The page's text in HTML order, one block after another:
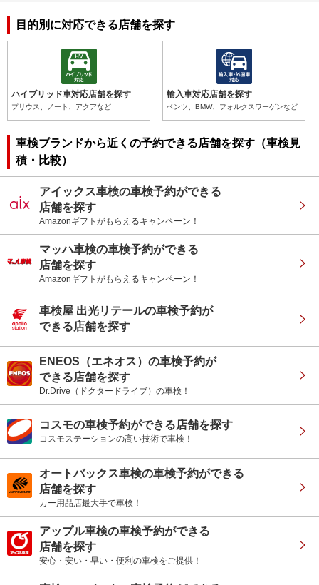
目的別に対応できる店舗を探す
ハイブリッド車対応店舗を探す
プリウス、ノート、アクアなど
輸入車対応店舗を探す
ベンツ、BMW、フォルクスワーゲンなど
車検ブランドから近くの予約できる店舗を探す（車検見
積・比較）
アイックス車検の車検予約ができる
店舗を探す
Amazonギフトがもらえるキャンペーン！
マッハ車検の車検予約ができる
店舗を探す
Amazonギフトがもらえるキャンペーン！
車検屋 出光リテールの車検予約が
できる店舗を探す
ENEOS（エネオス）の車検予約が
できる店舗を探す
Dr.Drive（ドクタードライブ）の車検！
コスモの車検予約ができる店舗を探す
コスモステーションの高い技術で車検！
オートバックス車検の車検予約ができる
店舗を探す
カー用品店最大手で車検！
アップル車検の車検予約ができる
店舗を探す
安心・安い・早い・便利の車検をご提供！